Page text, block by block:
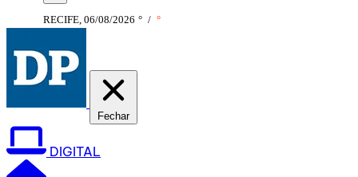
RECIFE, 06/08/2026 ° / °
Fechar
DIGITAL